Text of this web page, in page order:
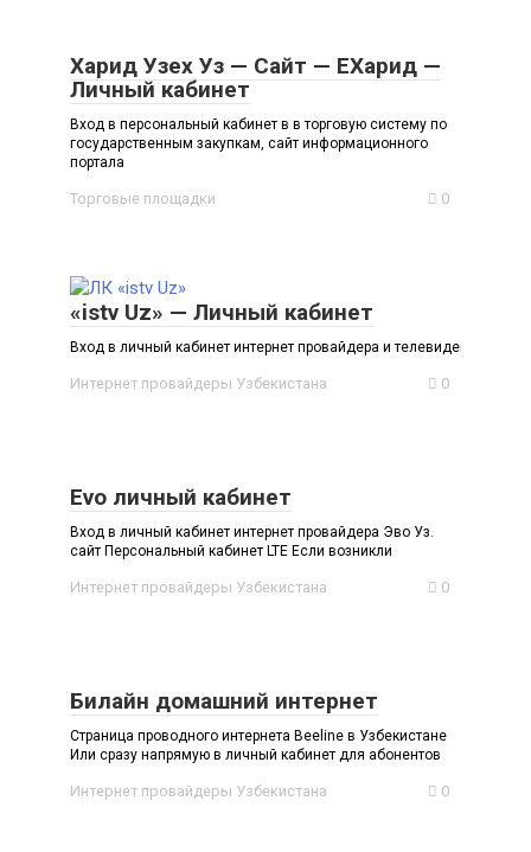
Харид Узех Уз — Сайт — ЕХарид —
Личный кабинет
Вход в персональный кабинет в в торговую систему по
государственным закупкам, сайт информационного
портала
Торговые площадки 0
«istv Uz» — Личный кабинет
Вход в личный кабинет интернет провайдера и телевидения в
Интернет провайдеры Узбекистана 0
Evo личный кабинет
Вход в личный кабинет интернет провайдера Эво Уз.
сайт Персональный кабинет LTE Если возникли
Интернет провайдеры Узбекистана 0
Билайн домашний интернет
Страница проводного интернета Beeline в Узбекистане
Или сразу напрямую в личный кабинет для абонентов
Интернет провайдеры Узбекистана 0